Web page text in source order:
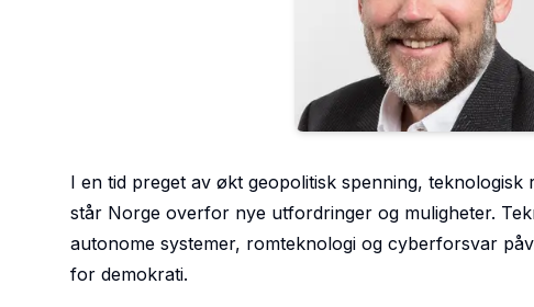
I en tid preget av økt geopolitisk spenning,
står Norge overfor nye utfordringer og muligheter.
autonome systemer, romteknologi og cyberforsvar
for demokrati.